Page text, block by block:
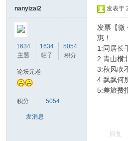
nanyizai2
1634
主题
1634
帖子
5054
积分
论坛元老
积分 5054
发消息
发表于
发票【微
惠！
1:同居长
2:青山横
3:秋风吹
4:飘飘何
5:差旅费
回复